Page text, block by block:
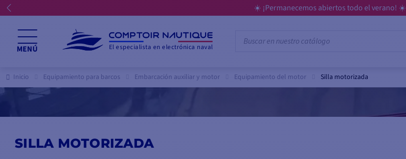
☀️ ¡Permanecemos abiertos todo el verano! ☀️
MENÚ El especialista en electrónica naval
Inicio Equipamiento para barcos Embarcación auxiliar y motor Equipamiento del motor Silla motorizada
SILLA MOTORIZADA